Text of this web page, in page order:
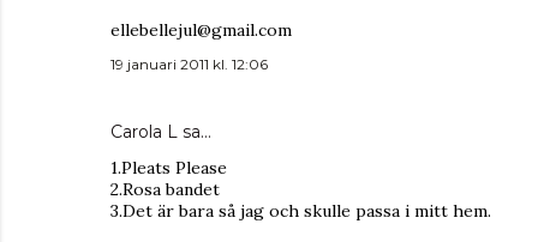
ellebellejul@gmail.com
19 januari 2011 kl. 12:06
Carola L sa…
1.Pleats Please
2.Rosa bandet
3.Det är bara så jag och skulle passa i mitt hem.